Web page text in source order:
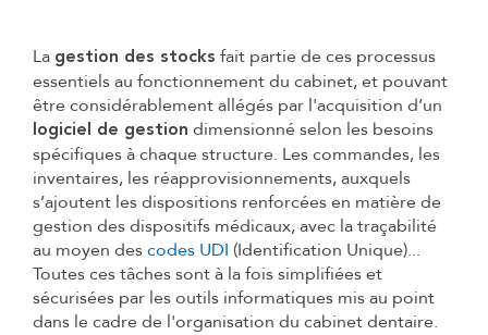
La gestion des stocks fait partie de ces processus
essentiels au fonctionnement du cabinet, et pouvant
être considérablement allégés par l'acquisition d’un
logiciel de gestion dimensionné selon les besoins
spécifiques à chaque structure. Les commandes, les
inventaires, les réapprovisionnements, auxquels
s’ajoutent les dispositions renforcées en matière de
gestion des dispositifs médicaux, avec la traçabilité
au moyen descodes UDI (Identification Unique)...
Toutes ces tâches sont à la fois simplifiées et
sécurisées par les outils informatiques mis au point
dans le cadre de l'organisation du cabinet dentaire.